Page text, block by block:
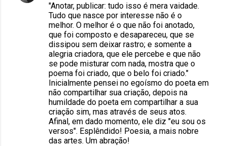
"Anotar, publicar: tudo isso é mera vaidade.
Tudo que nasce por interesse não é o
melhor. O melhor é o que não foi anotado,
que foi composto e desapareceu, que se
dissipou sem deixar rastro; e somente a
alegria criadora, que ele percebe e que não
se pode misturar com nada, mostra que o
poema foi criado, que o belo foi criado."
Inicialmente pensei no egoísmo do poeta em
não compartilhar sua criação, depois na
humildade do poeta em compartilhar a sua
criação sim, mas através de seus atos.
Afinal, em dado momento, ele diz "eu sou os
versos". Esplêndido! Poesia, a mais nobre
das artes. Um abração!